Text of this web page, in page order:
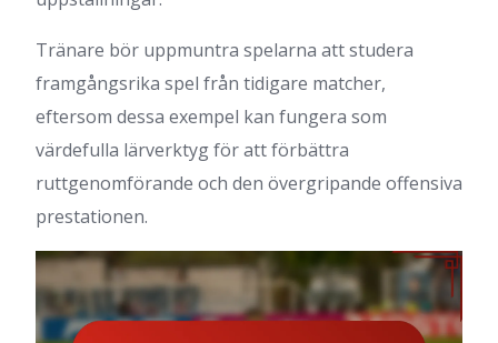
Tränare bör uppmuntra spelarna att studera
framgångsrika spel från tidigare matcher,
eftersom dessa exempel kan fungera som
värdefulla lärverktyg för att förbättra
ruttgenomförande och den övergripande offensiva
prestationen.